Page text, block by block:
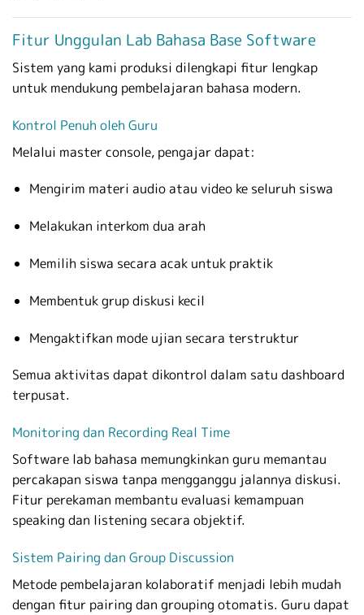
Fitur Unggulan Lab Bahasa Base Software
Sistem yang kami produksi dilengkapi fitur lengkap
untuk mendukung pembelajaran bahasa modern.
Kontrol Penuh oleh Guru
Melalui master console, pengajar dapat:
Mengirim materi audio atau video ke seluruh siswa
Melakukan interkom dua arah
Memilih siswa secara acak untuk praktik
Membentuk grup diskusi kecil
Mengaktifkan mode ujian secara terstruktur
Semua aktivitas dapat dikontrol dalam satu dashboard
terpusat.
Monitoring dan Recording Real Time
Software lab bahasa memungkinkan guru memantau
percakapan siswa tanpa mengganggu jalannya diskusi.
Fitur perekaman membantu evaluasi kemampuan
speaking dan listening secara objektif.
Sistem Pairing dan Group Discussion
Metode pembelajaran kolaboratif menjadi lebih mudah
dengan fitur pairing dan grouping otomatis. Guru dapat